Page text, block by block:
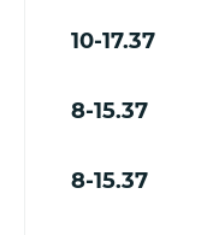
10-17.37
8-15.37
8-15.37